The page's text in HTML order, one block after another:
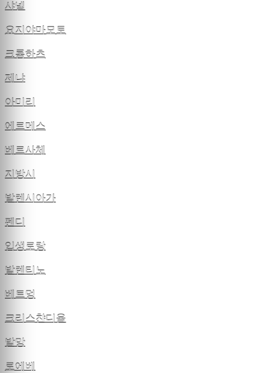
샤넬
요지야마모토
크롬하츠
제냐
아미리
에르메스
베르사체
지방시
발렌시아가
펜디
입생로랑
발렌티노
베트멍
크리스챤디올
발망
로에베